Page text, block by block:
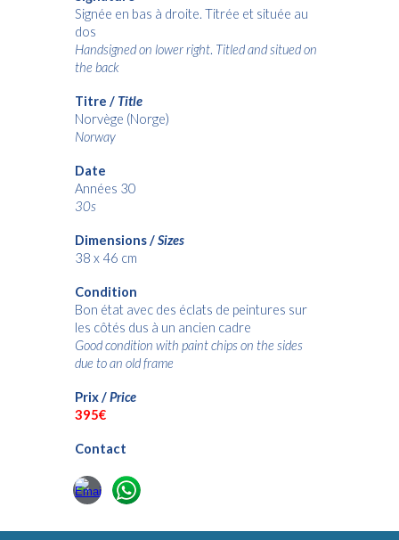
Signée en bas à droite. Titrée et située au
dos
Handsigned on lower right. Titled and situed on
the back
Titre / Title
Norvège (Norge)
Norway
Date
Années 30
30s
Dimensions /Sizes
38 x 46 cm
Condition
Bon état avec des éclats de peintures sur
les côtés dus à un ancien cadre
Good condition with paint chips on the sides
due to an old frame
Prix /Price
395€
Contact